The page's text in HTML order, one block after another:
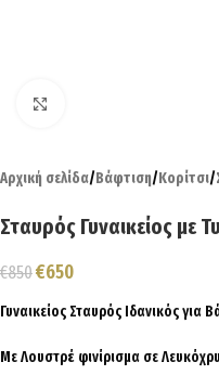
Αρχική σελίδα/Βάφτιση/Κορίτσι/
Σταυρός Γυναικείος με
€850€650
Γυναικείος Σταυρός Ιδανικός για
Με Λουστρέ φινίρισμα σε